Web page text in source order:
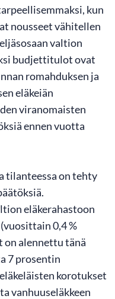
kun
nousseet vähitellen
valtion
budjettitulot ovat
romahduksen ja
eläkeiän
viranomaisten
ennen vuotta
tilanteessa on tehty
eläkerahastoon
0,4 %
on alennettu tänä
7 prosentin
korotukset
vanhuuseläkkeen